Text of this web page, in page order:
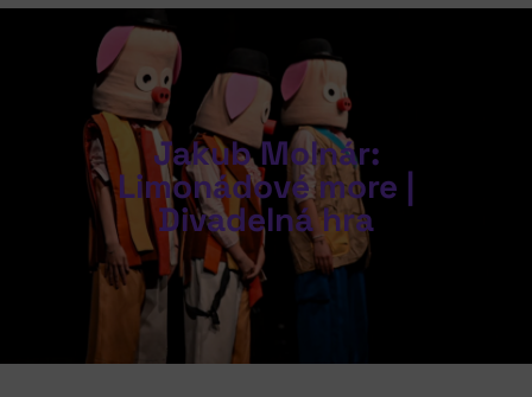
Jakub Molnár:
Limonádové more |
Divadelná hra